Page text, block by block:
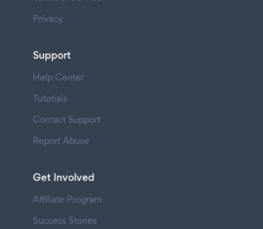
Privacy
Support
Help Center
Tutorials
Contact Support
Report Abuse
Get Involved
Affiliate Program
Success Stories